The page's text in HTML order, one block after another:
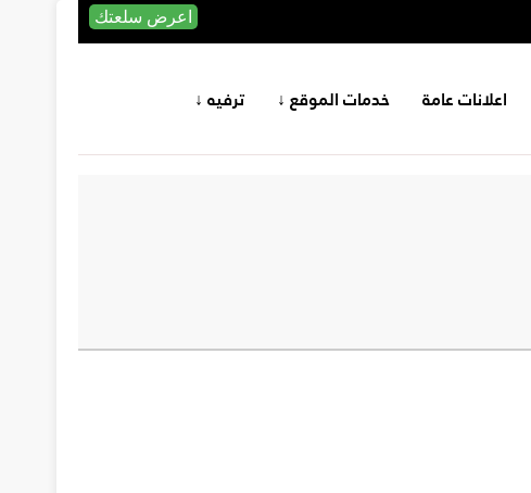
اعرض سلعتك
اعلانات عامة خدمات الموقع ↓ ترفيه ↓